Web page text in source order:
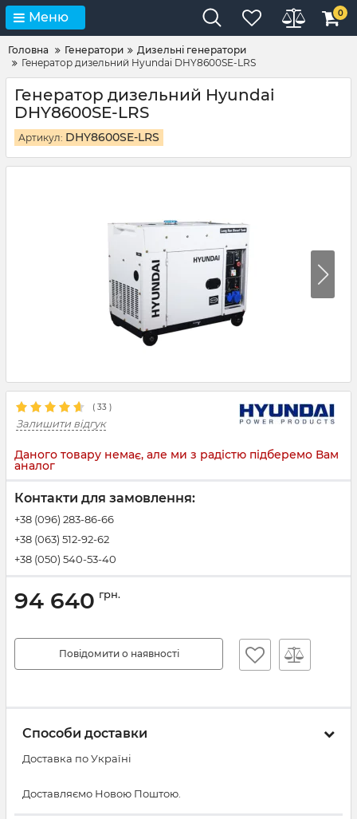
Меню 0
Головна Генератори
Дизельні генератори
Генератор дизельний Hyundai DHY8600SE-LRS
Генератор дизельний Hyundai
DHY8600SE-LRS
Артикул: DHY8600SE-LRS
( 33 )
Залишити відгук
Даного товару немає, але ми з радістю підберемо Вам
аналог
Контакти для замовлення:
+38 (096) 283-86-66
+38 (063) 512-92-62
+38 (050) 540-53-40
94 640 грн.
Повідомити о наявності
Способи доставки
Доставка по Україні
Доставляємо Новою Поштою.